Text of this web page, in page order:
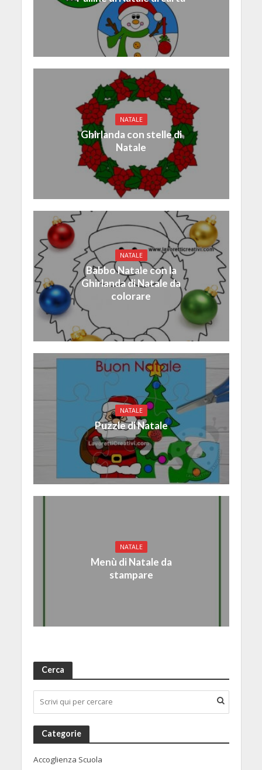
NATALE
Ghirlanda con stelle di
Natale
NATALE
Babbo Natale con la
Ghirlanda di Natale da
colorare
NATALE
Puzzle di Natale
NATALE
Menù di Natale da
stampare
Cerca
Categorie
Accoglienza Scuola